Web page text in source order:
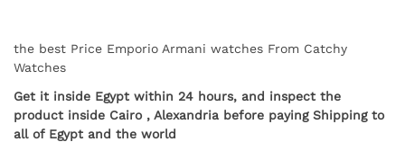
the best Price Emporio Armani watches From Catchy
Watches
Get it inside Egypt within 24 hours, and inspect the
product inside Cairo , Alexandria before paying Shipping to
all of Egypt and the world